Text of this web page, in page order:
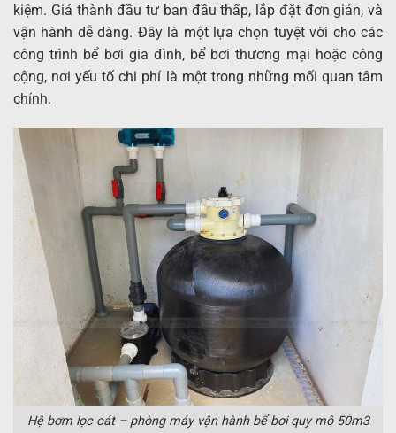
kiệm. Giá thành đầu tư ban đầu thấp, lắp đặt đơn giản, và
vận hành dễ dàng. Đây là một lựa chọn tuyệt vời cho các
công trình bể bơi gia đình, bể bơi thương mại hoặc công
cộng, nơi yếu tố chi phí là một trong những mối quan tâm
chính.
Hệ bơm lọc cát – phòng máy vận hành bể bơi quy mô 50m3